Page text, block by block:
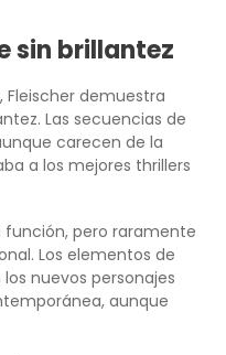
sin brillantez
demuestra
Las secuencias de
carecen de la
a los mejores thrillers
pero raramente
Los elementos de
nuevos personajes
aunque